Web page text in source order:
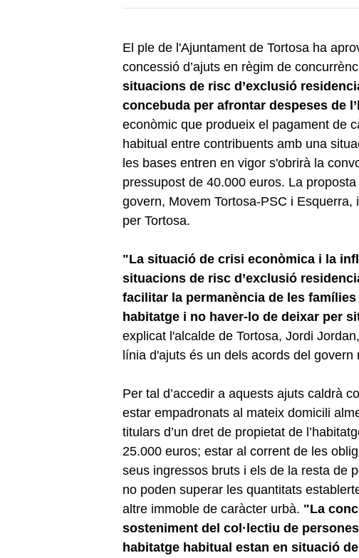
El ple de l'Ajuntament de Tortosa ha
concessió d’ajuts en règim de
situacions de risc d’exclusió
concebuda per afrontar despeses de
econòmic que produeix el pagament de
habitual entre contribuents amb una
les bases entren en vigor s'obrirà la
pressupost de 40.000 euros. La
govern, Movem Tortosa-PSC i
per Tortosa.
"La situació de crisi econòmica i la
situacions de risc d’exclusió
facilitar la permanència de les
habitatge i no haver-lo de deixar per
explicat l'alcalde de Tortosa, Jordi
línia d'ajuts és un dels acords del govern
Per tal d’accedir a aquests ajuts caldrà
estar empadronats al mateix domicili
titulars d’un dret de propietat de
25.000 euros; estar al corrent de les
seus ingressos bruts i els de la resta de
no poden superar les quantitats
altre immoble de caràcter urbà. "La
sosteniment del col·lectiu de
habitatge habitual estan en situació